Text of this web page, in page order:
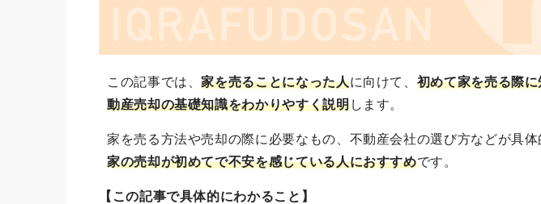
この記事では、家を売ることになった人に向けて
初めて家を売る際
動産売却の基礎知識をわかりやすく説明します。
家を売る方法や売却の際に必要なもの、不動産会社の選び方などが具体
家の売却が初めてで不安を感じている人におすすめです。
【この記事で具体的にわかること】